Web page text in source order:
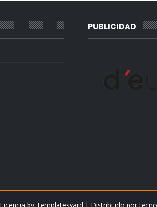
PUBLICIDAD
Licencia by Templatesyard | Distribuido por